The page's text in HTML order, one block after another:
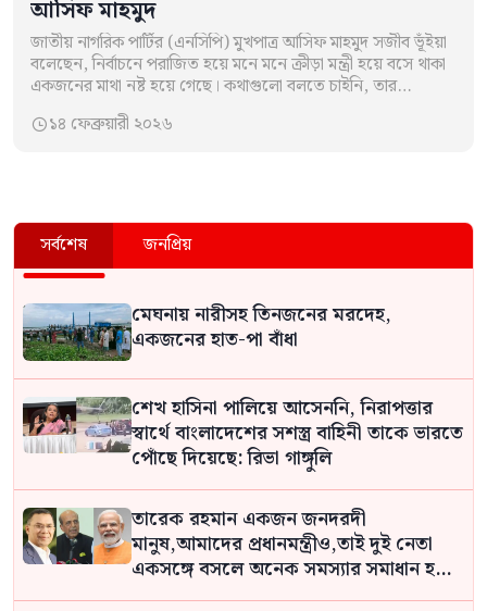
আসিফ মাহমুদ
জাতীয় নাগরিক পার্টির (এনসিপি) মুখপাত্র আসিফ মাহমুদ সজীব ভূঁইয়া
বলেছেন, নির্বাচনে পরাজিত হয়ে মনে মনে ক্রীড়া মন্ত্রী হয়ে বসে থাকা
একজনের মাথা নষ্ট হয়ে গেছে। কথাগুলো বলতে চাইনি, তার
১৪ ফেব্রুয়ারী ২০২৬
সর্বশেষ জনপ্রিয়
মেঘনায় নারীসহ তিনজনের মরদেহ,
একজনের হাত-পা বাঁধা
শেখ হাসিনা পালিয়ে আসেননি, নিরাপত্তার
স্বার্থে বাংলাদেশের সশস্ত্র বাহিনী তাকে ভারতে
পোঁছে দিয়েছে: রিভা গাঙ্গুলি
তারেক রহমান একজন জনদরদী
মানুষ,আমাদের প্রধানমন্ত্রীও,তাই দুই নেতা
একসঙ্গে বসলে অনেক সমস্যার সমাধান হবে:
দীনেশ ত্রিবেদী